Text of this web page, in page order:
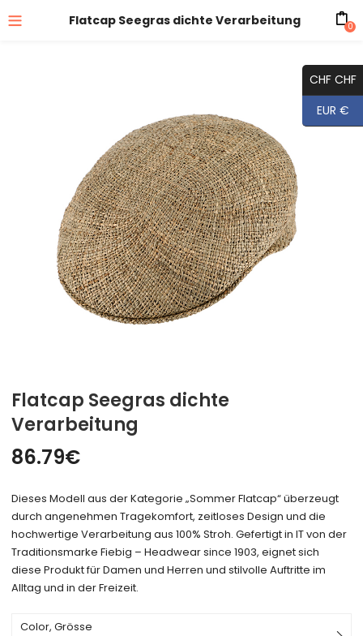
Flatcap Seegras dichte Verarbeitung 0
Flatcap Seegras dichte
Verarbeitung
86.79€
Dieses Modell aus der Kategorie „Sommer Flatcap“ überzeugt
durch angenehmen Tragekomfort, zeitloses Design und die
hochwertige Verarbeitung aus 100% Stroh. Gefertigt in IT von der
Traditionsmarke Fiebig – Headwear since 1903, eignet sich
diese Produkt für Damen und Herren und stilvolle Auftritte im
Alltag und in der Freizeit.
Color, Grösse
CHF CHF
EUR €